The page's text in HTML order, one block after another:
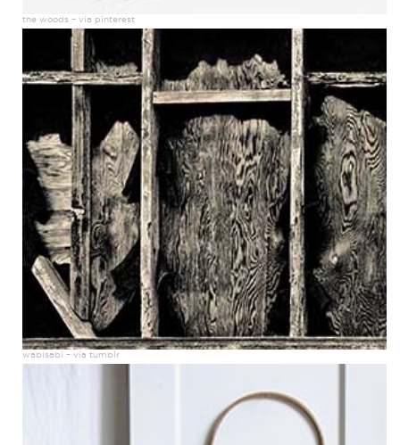
the woods – via pinterest
wabisabi – via tumblr